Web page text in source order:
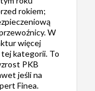
rokiem;
W
więcej
kategorii. To
PKB
jeśli na
Finea.